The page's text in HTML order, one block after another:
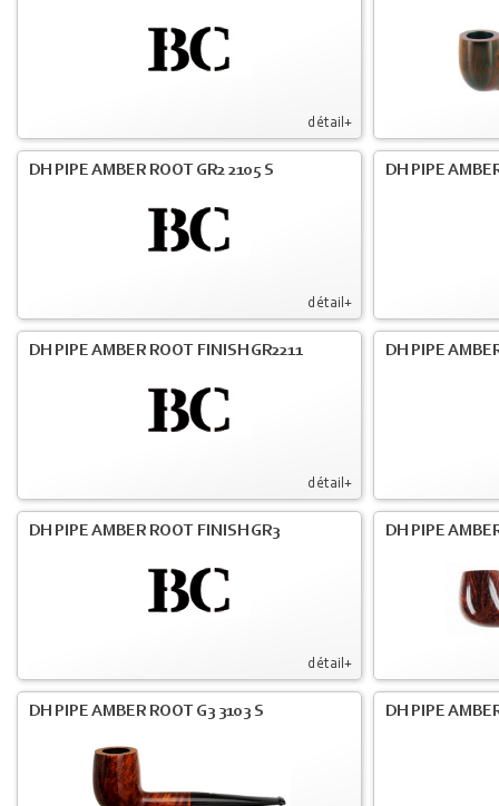
détail+
détail+
DH PIPE AMBER ROOT GR2 2105 S DH PIPE
détail+
DH PIPE AMBER ROOT FINISH GR2211 DH PIPE
détail+
DH PIPE AMBER ROOT FINISH GR3 DH PIPE
DH PIPE AMBER ROOT G3 3103 S DH PIPE